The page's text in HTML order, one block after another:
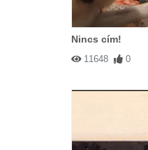
Nincs cím!
11648 0